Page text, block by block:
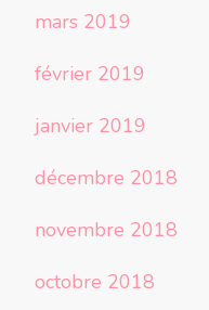
mars 2019
février 2019
janvier 2019
décembre 2018
novembre 2018
octobre 2018